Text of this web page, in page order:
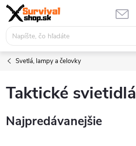
Prejsť
obsah
Svetlá, lampy a čelovky
Taktické svietidlá
Najpredávanejšie